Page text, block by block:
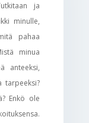
ja
minulle,
pahaa
minua
anteeksi,
tarpeeksi?
Enkö ole